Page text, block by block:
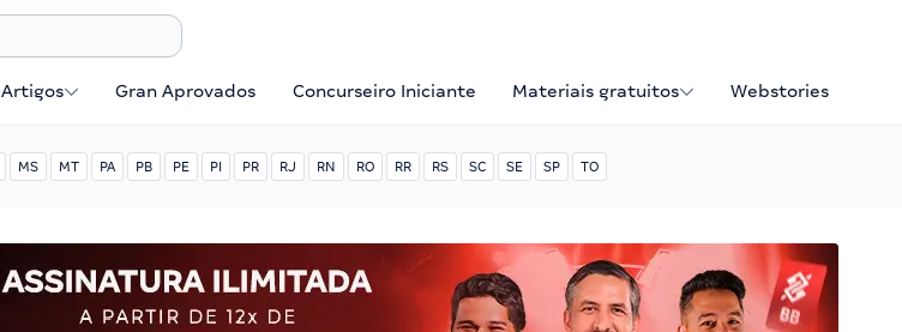
Artigos Gran Aprovados Concurseiro Iniciante Materiais gratuitos Webstories
MS MT PA PB PE PI PR RJ RN RO RR RS SC SE SP TO